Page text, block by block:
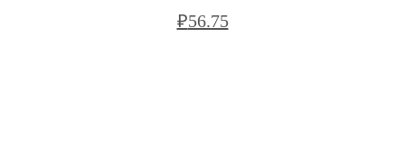
₽56.75